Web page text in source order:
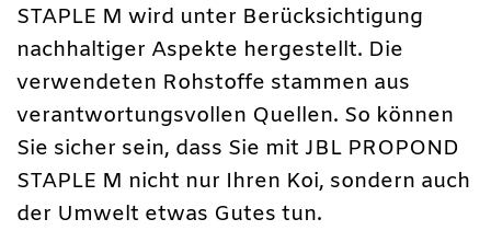
STAPLE M wird unter Berücksichtigung
nachhaltiger Aspekte hergestellt. Die
verwendeten Rohstoffe stammen aus
verantwortungsvollen Quellen. So können
Sie sicher sein, dass Sie mit JBL PROPOND
STAPLE M nicht nur Ihren Koi, sondern auch
der Umwelt etwas Gutes tun.